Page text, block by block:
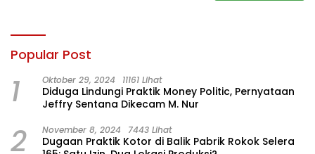
Popular Post
1 Oktober 29, 2024 11161 Lihat
Diduga Lindungi Praktik Money Politic, Pernyataan
Jeffry Sentana Dikecam M. Nur
2 November 8, 2024 7443 Lihat
Dugaan Praktik Kotor di Balik Pabrik Rokok Selera